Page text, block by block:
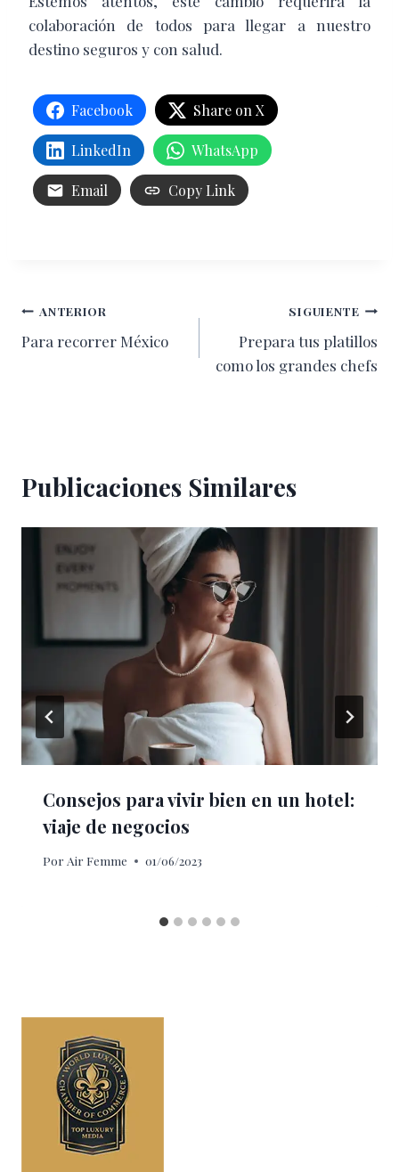
colaboración de todos para llegar a nuestro
destino seguros y con salud.
Facebook Share on X
LinkedIn WhatsApp
Email Copy Link
Navegación
de
ANTERIOR
Para recorrer México
SIGUIENTE
Prepara tus platillos
como los grandes chefs
Publicaciones Similares
Consejos para vivir bien en un hotel:
viaje de negocios
Por Air Femme 01/06/2023